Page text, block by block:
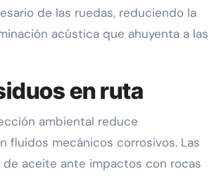
de las ruedas, reduciendo la
acústica que ahuyenta a las
en ruta
ambiental reduce
fluidos mecánicos corrosivos. Las
aceite ante impactos con rocas